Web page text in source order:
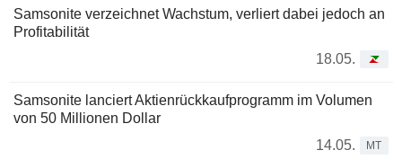
Samsonite verzeichnet Wachstum, verliert dabei jedoch an
Profitabilität
18.05.
Samsonite lanciert Aktienrückkaufprogramm im Volumen
von 50 Millionen Dollar
14.05.
MT